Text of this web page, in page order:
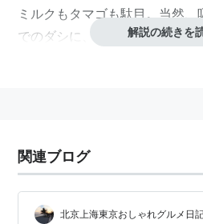
ミルクもタマゴも駄目。当然
でのダシに、鰹節や鯖節やアゴ
じられている。そういう食事・
肪源としては、「胡麻豆腐」
として「豆腐」が食べられて
状態であったとも思えない。
解説の続きを
関連ブログ
北京上海東京おしゃれグルメ日